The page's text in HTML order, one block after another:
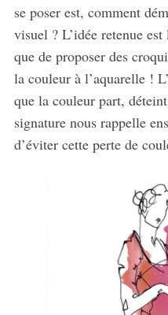
se poser est, comment
visuel ? L’idée retenue
que de proposer des
la couleur à l’aquarelle !
que la couleur part,
signature nous rappelle
d’éviter cette perte de